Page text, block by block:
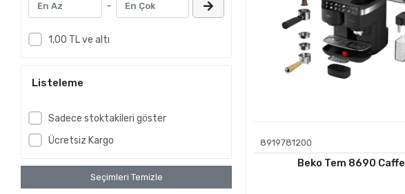
-
1,00 TL ve altı
Listeleme
Sadece stoktakileri göster
Ücretsiz Kargo
Seçimleri Temizle
8919781200
Beko Tem 8690 Caffe